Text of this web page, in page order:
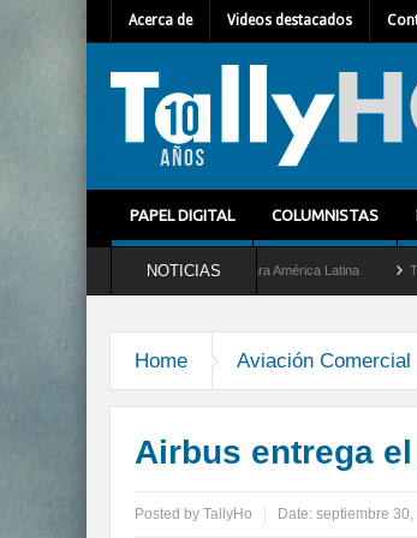
Acerca de Videos destacados
PAPEL DIGITAL COLUMNISTAS
NOTICIAS
nuevo Director General para América Latina Thales
Home Aviación Comercial
Airbus entrega
Posted by TallyHo Date: septiembre 30,